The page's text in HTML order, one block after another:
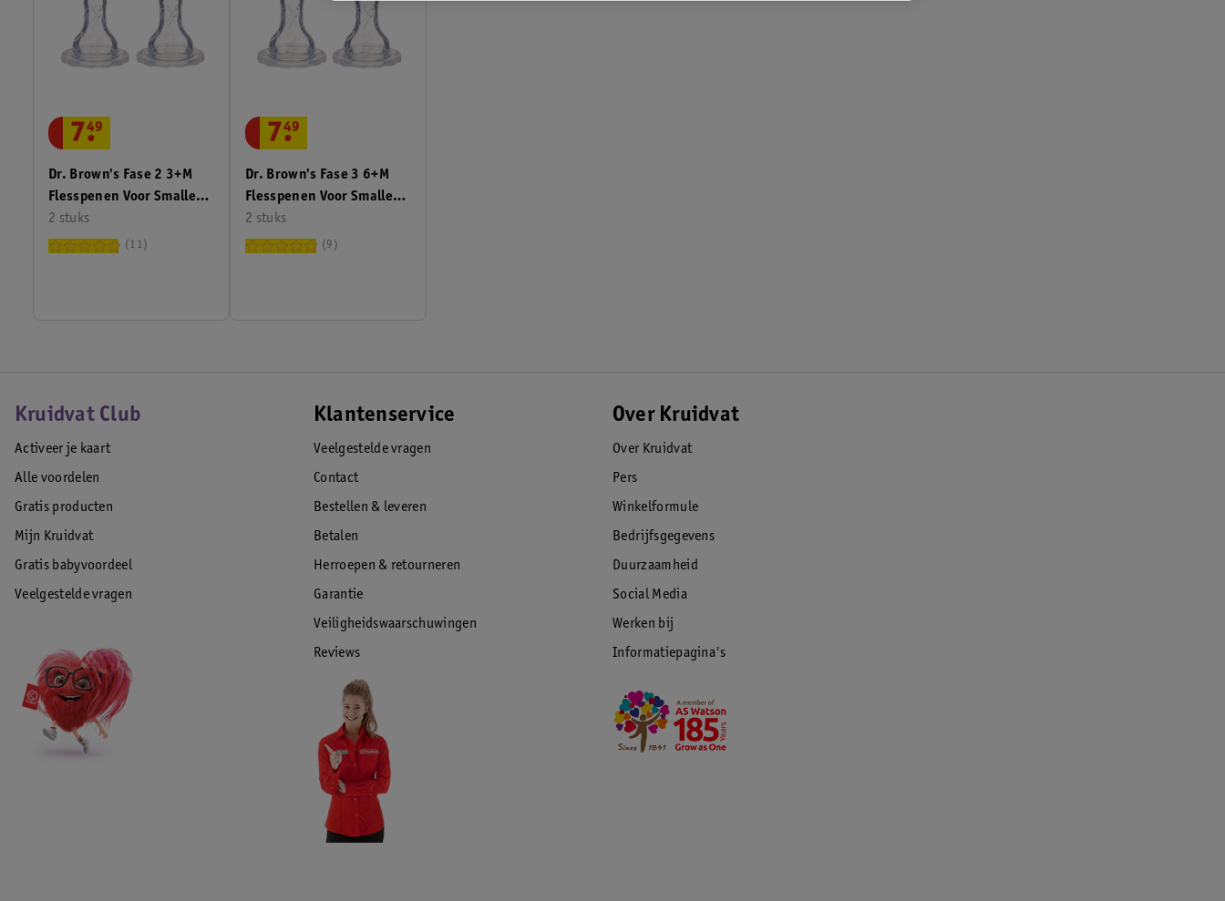
Dr. Brown's Fase 2 3+M
Flesspenen Voor Smalle
Halsfles
2 stuks
7.
49
11
Dr. Brown's Fase 3 6+M
Flesspenen Voor Smalle
Halsfles
2 stuks
7.
49
9
Kruidvat Club
Activeer je kaart
Alle voordelen
Gratis producten
Mijn Kruidvat
Gratis babyvoordeel
Veelgestelde vragen
Klantenservice
Veelgestelde vragen
Contact
Bestellen & leveren
Betalen
Herroepen & retourneren
Garantie
Veiligheidswaarschuwingen
Reviews
Over Kruidvat
Over Kruidvat
Pers
Winkelformule
Bedrijfsgegevens
Duurzaamheid
Social Media
Werken bij
Informatiepagina's